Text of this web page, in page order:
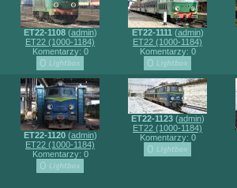
ET22-1108(admin)
ET22 (1000-1184)
Komentarzy: 0
ET22-1111 (admin)
ET22 (1000-1184)
Komentarzy: 0
ET22-1120(admin)
ET22 (1000-1184)
Komentarzy: 0
ET22-1123(admin)
ET22 (1000-1184)
Komentarzy: 0